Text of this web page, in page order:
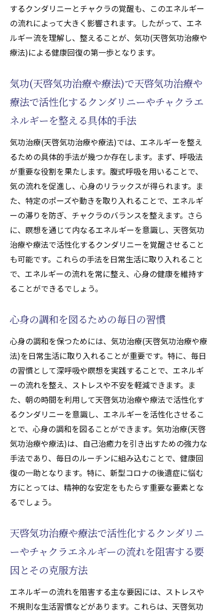
するクンダリニーとチャクラの覚醒も、このエネルギー
の流れによって大きく影響されます。したがって、エネ
ルギー流を理解し、整えることが、気功(天啓気功治療や
療法)による健康回復の第一歩となります。
気功(天啓気功治療や療法)で天啓気功治療や
療法で活性化するクンダリニーやチャクラエ
ネルギーを整える具体的手法
気功治療(天啓気功治療や療法)では、エネルギーを整え
るための具体的手法が幾つか存在します。まず、呼吸法
が重要な役割を果たします。腹式呼吸を用いることで、
気の流れを促進し、心身のリラックスが得られます。ま
た、特定のポーズや動きを取り入れることで、エネルギ
ーの滞りを防ぎ、チャクラのバランスを整えます。さら
に、瞑想を通じて内なるエネルギーを意識し、天啓気功
治療や療法で活性化するクンダリニーを覚醒させること
も可能です。これらの手法を日常生活に取り入れること
で、エネルギーの流れを常に整え、心身の健康を維持す
ることができるでしょう。
心身の調和を図るための毎日の習慣
心身の調和を保つためには、気功治療(天啓気功治療や療
法)を日常生活に取り入れることが重要です。特に、毎日
の習慣として深呼吸や瞑想を実践することで、エネルギ
ーの流れを整え、ストレスや不安を軽減できます。ま
た、朝の時間を利用して天啓気功治療や療法で活性化す
るクンダリニーを意識し、エネルギーを活性化させるこ
とで、心身の調和を図ることができます。気功治療(天啓
気功治療や療法)は、自己治癒力を引き出すための強力な
手法であり、毎日のルーチンに組み込むことで、健康回
復の一助となります。特に、新型コロナの後遺症に悩む
方にとっては、精神的な安定をもたらす重要な要素とな
るでしょう。
天啓気功治療や療法で活性化するクンダリニ
ーやチャクラエネルギーの流れを阻害する要
因とその克服方法
エネルギーの流れを阻害する主な要因には、ストレスや
不規則な生活習慣などがあります。これらは、天啓気功